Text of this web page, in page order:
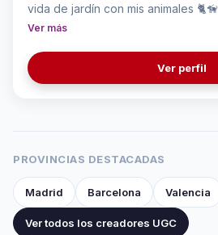
vida de jardín con mis animales 🐈🦮
Ver más
Ver perfil
PROVINCIAS DESTACADAS
Madrid Barcelona Valencia
Ver todos los creadores UGC